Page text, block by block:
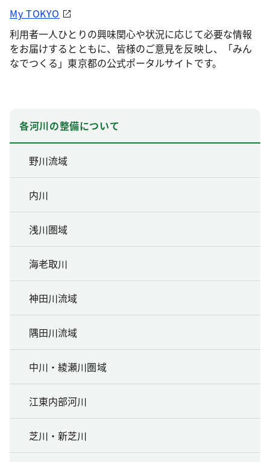
My TOKYO
利用者一人ひとりの興味関心や状況に応じて必要な情報
をお届けするとともに、皆様のご意見を反映し、「みん
なでつくる」東京都の公式ポータルサイトです。
各河川の整備について
野川流域
内川
浅川圏域
海老取川
神田川流域
隅田川流域
中川・綾瀬川圏域
江東内部河川
芝川・新芝川